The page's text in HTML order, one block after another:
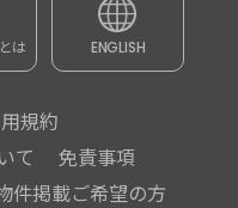
は ENGLISH
規約
て
免責事項
件掲載ご希望の方